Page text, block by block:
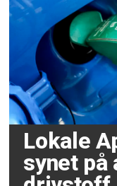
Lokale
synet på